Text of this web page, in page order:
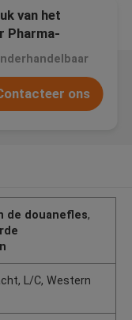
van het
Pharma-
ons
de douanefles,
L/C, Western